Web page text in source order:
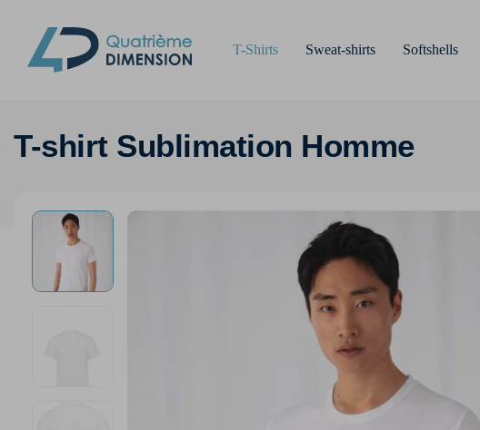
T-Shirts Sweat-shirts Softshells
T-shirt Sublimation Homme